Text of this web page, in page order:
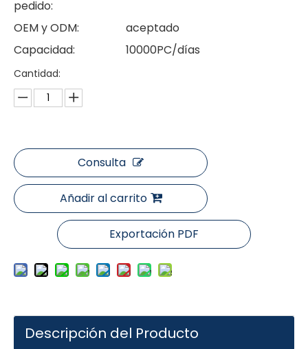
pedido:
OEM y ODM:
aceptado
Capacidad:
10000PC/días
Cantidad:
Consulta
Añadir al carrito
Exportación PDF
Descripción del Producto